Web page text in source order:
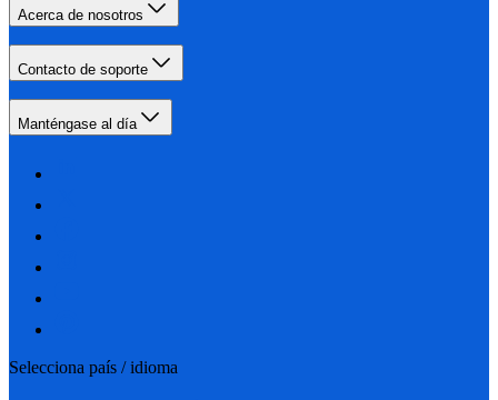
Acerca de nosotros
Contacto de soporte
Manténgase al día
Selecciona país / idioma